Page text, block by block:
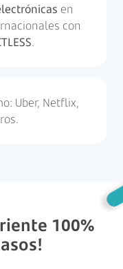
en
con
.
Uber, Netflix,
100%